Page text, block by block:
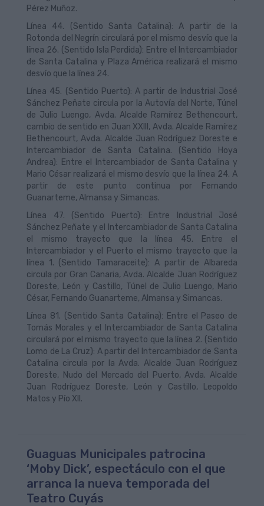
Pérez Muñoz.
Línea 44. (Sentido Santa Catalina): A partir de la
Rotonda del Negrín circulará por el mismo desvío que la
línea 26. (Sentido Isla Perdida): Entre el
Intercambiador
de Santa Catalina y Plaza América realizará el mismo
desvío que la línea 24.
Línea 45. (Sentido Puerto): A partir de Industrial José
Sánchez Peñate circula por la Autovía del Norte, Túnel
de Julio Luengo, Avda. Alcalde Ramírez Bethencourt,
cambio de sentido en Juan XXIII, Avda. Alcalde Ramírez
Bethencourt, Avda. Alcalde Juan Rodríguez Doreste e
Intercambiador de Santa Catalina. (Sentido Hoya
Andrea): Entre el Intercambiador de Santa Catalina y
Mario César realizará el mismo desvío que la línea 24. A
partir de este punto continua por Fernando
Guanarteme, Almansa y Simancas.
Línea 47. (Sentido Puerto): Entre Industrial José
Sánchez Peñate y el Intercambiador de Santa Catalina
el mismo trayecto que la línea 45. Entre el
Intercambiador y el Puerto el mismo trayecto que la
línea 1. (Sentido Tamaraceite): A partir de Albareda
circula por Gran Canaria, Avda. Alcalde Juan Rodríguez
Doreste, León y Castillo, Túnel de Julio Luengo, Mario
César, Fernando Guanarteme, Almansa y Simancas.
Línea 81. (Sentido Santa Catalina): Entre el Paseo de
Tomás Morales y el Intercambiador de Santa Catalina
circulará por el mismo trayecto que la línea 2. (Sentido
Lomo de La Cruz): A partir del Intercambiador de Santa
Catalina circula por la Avda. Alcalde Juan Rodríguez
Doreste, Nudo del Mercado del Puerto, Avda. Alcalde
Juan Rodríguez Doreste, León y Castillo, Leopoldo
Matos y Pío XII.
Guaguas Municipales patrocina
‘Moby Dick’, espectáculo con el que
arranca la nueva temporada del
Teatro Cuyás